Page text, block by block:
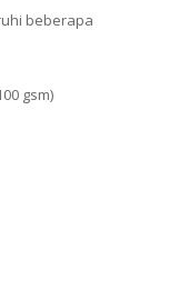
beberapa
gsm)